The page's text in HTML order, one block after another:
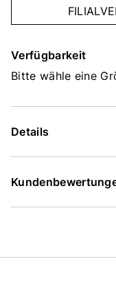
Verfügbarkeit
Bitte wähle eine
Details